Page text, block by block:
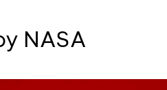
NASA